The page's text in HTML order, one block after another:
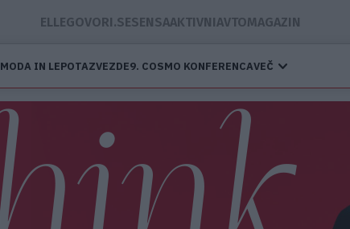
ELLEGOVORI.SESENSAAKTIVNIAVTOMAGAZIN
MODA IN LEPOTAZVEZDE9. COSMO KONFERENCAVEČ